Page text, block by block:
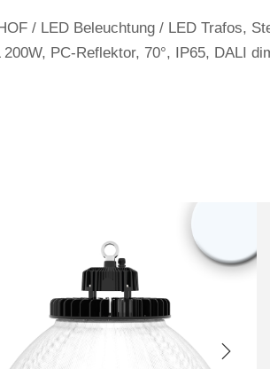
/ LED Beleuchtung / LED Trafos,
PC-Reflektor, 70°, IP65, DALI